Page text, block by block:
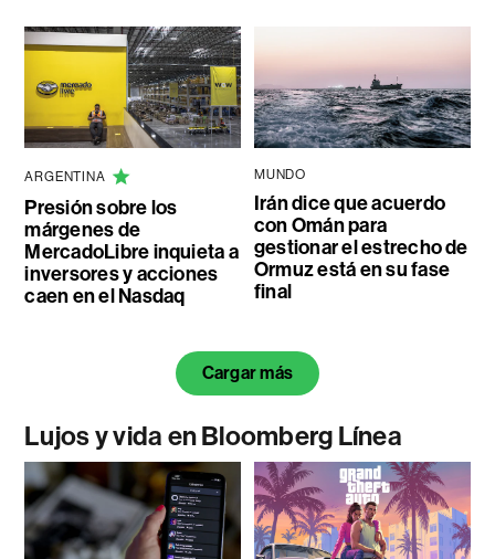
ARGENTINA
Presión sobre los
márgenes de
MercadoLibre inquieta a
inversores y acciones
caen en el Nasdaq
MUNDO
Irán dice que acuerdo
con Omán para
gestionar el estrecho de
Ormuz está en su fase
final
Cargar más
Lujos y vida en Bloomberg Línea